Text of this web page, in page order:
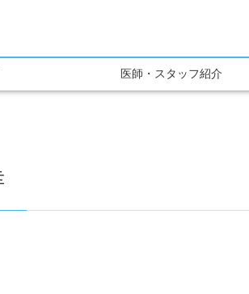
医師・スタッフ紹介